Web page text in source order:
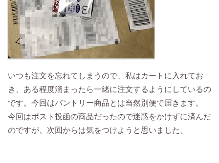
いつも注文を忘れてしまうので、私はカートに入れてお
き、ある程度溜まったら一緒に注文するようにしているの
です。今回はパントリー商品とは当然別便で届きます。
今回はポスト投函の商品だったので迷惑をかけずに済んだ
のですが、次回からは気をつけようと思いました。